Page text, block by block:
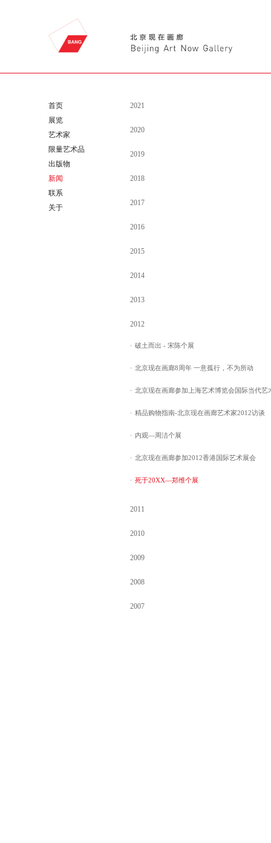
首页
展览
艺术家
限量艺术品
出版物
新闻
联系
关于
2021
2020
2019
2018
2017
2016
2015
2014
2013
2012
破土而出 - 宋陈个展
北京现在画廊8周年 一意孤行，不为所动
北京现在画廊参加上海艺术博览会国际当代艺
精品购物指南-北京现在画廊艺术家2012访谈
内观—周洁个展
北京现在画廊参加2012香港国际艺术展会
死于20XX—郑维个展
2011
2010
2009
2008
2007